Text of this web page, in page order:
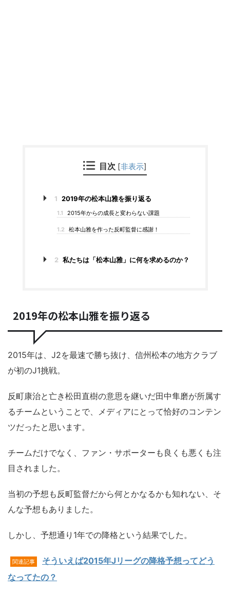
目次 [非表示]
1 2019年の松本山雅を振り返る
1.1 2015年からの成長と変わらない課題
1.2 松本山雅を作った反町監督に感謝！
2 私たちは「松本山雅」に何を求めるのか？
2019年の松本山雅を振り返る
2015年は、J2を最速で勝ち抜け、信州松本の地方クラブ
が初のJ1挑戦。
反町康治と亡き松田直樹の意思を継いだ田中隼磨が所属す
るチームということで、メディアにとって恰好のコンテン
ツだったと思います。
チームだけでなく、ファン・サポーターも良くも悪くも注
目されました。
当初の予想も反町監督だから何とかなるかも知れない、そ
んな予想もありました。
しかし、予想通り1年での降格という結果でした。
関連記事
そういえば2015年Jリーグの降格予想ってどう
なってたの？